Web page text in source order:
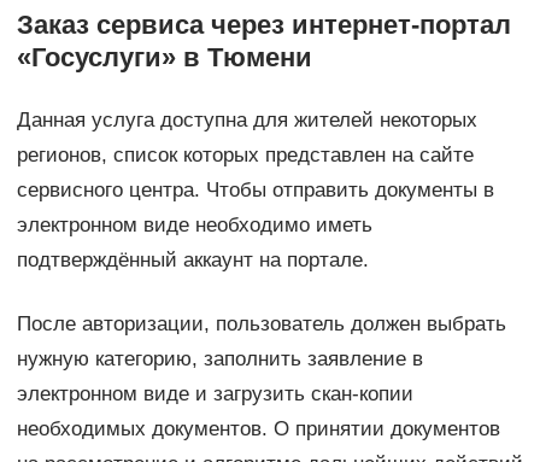
Заказ сервиса через интернет-портал
«Госуслуги» в Тюмени
Данная услуга доступна для жителей некоторых
регионов, список которых представлен на сайте
сервисного центра. Чтобы отправить документы в
электронном виде необходимо иметь
подтверждённый аккаунт на портале.
После авторизации, пользователь должен выбрать
нужную категорию, заполнить заявление в
электронном виде и загрузить скан-копии
необходимых документов. О принятии документов